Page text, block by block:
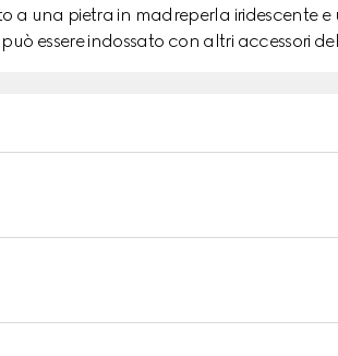
a una pietra in madreperla iridescente e
essere indossato con altri accessori